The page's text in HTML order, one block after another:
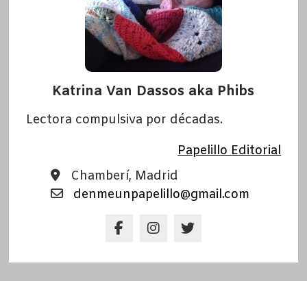
Katrina Van Dassos aka Phibs
Lectora compulsiva por décadas.
Papelillo Editorial
Chamberí, Madrid
denmeunpapelillo@gmail.com